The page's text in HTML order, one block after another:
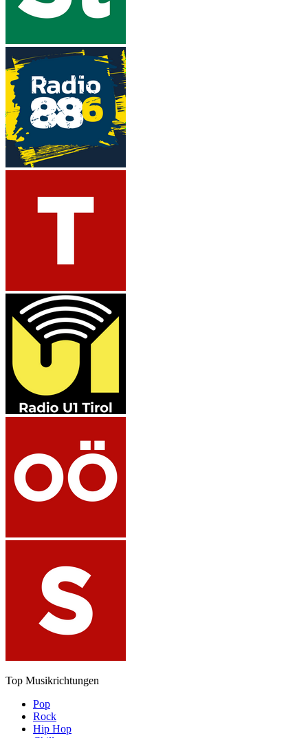
Top Musikrichtungen
Pop
Rock
Hip Hop